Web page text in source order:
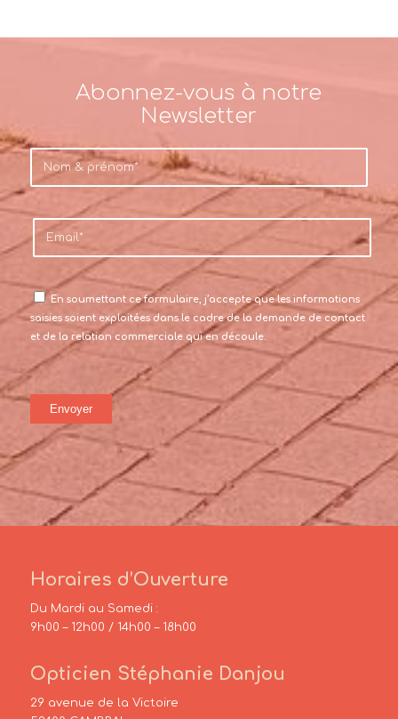
Abonnez-vous à notre
Newsletter
En soumettant ce formulaire, j’accepte que les informations
saisies soient exploitées dans le cadre de la demande de contact
et de la relation commerciale qui en découle.
Horaires d’Ouverture
Du Mardi au Samedi :
9h00 – 12h00 / 14h00 – 18h00
Opticien Stéphanie Danjou
29 avenue de la Victoire